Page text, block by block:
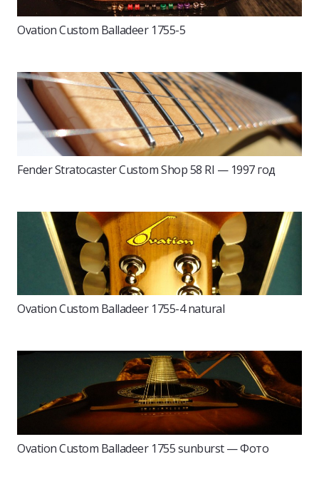
Ovation Custom Balladeer 1755-5
Fender Stratocaster Custom Shop 58 RI — 1997 год
Ovation Custom Balladeer 1755-4 natural
Ovation Custom Balladeer 1755 sunburst — Фото